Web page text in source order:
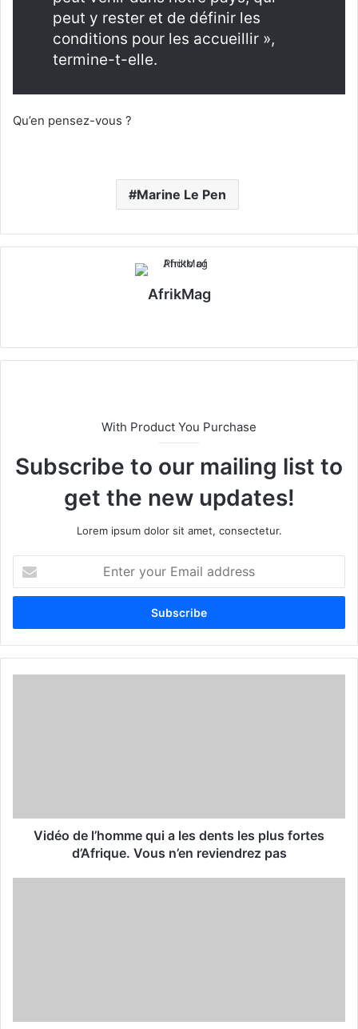
peut y rester et de définir les
conditions pour les accueillir »,
termine-t-elle.
Qu’en pensez-vous ?
Marine Le Pen
AfrikMag
With Product You Purchase
Subscribe to our mailing list to
get the new updates!
Lorem ipsum dolor sit amet, consectetur.
t
r
y
Vidéo de l’homme qui a les dents les plus fortes
d’Afrique. Vous n’en reviendrez pas